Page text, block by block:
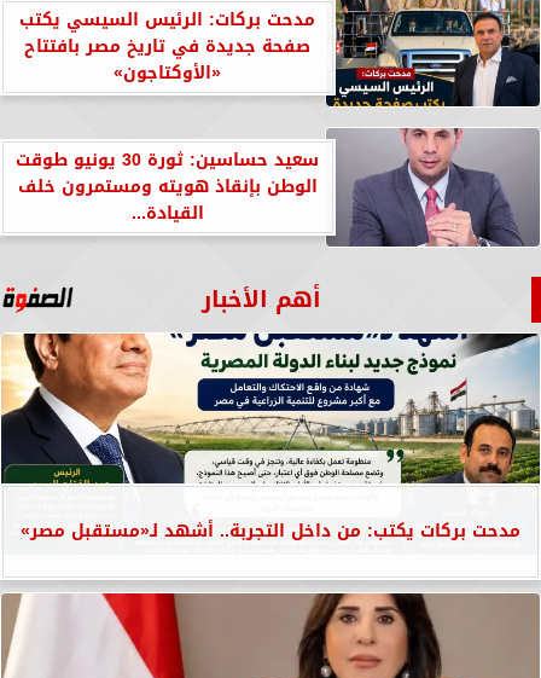
مدحت بركات: الرئيس السيسي يكتب
صفحة جديدة في تاريخ مصر بافتتاح
«الأوكتاجون»
سعيد حساسين: ثورة 30 يونيو طوقت
الوطن بإنقاذ هويته ومستمرون خلف
القيادة...
أهم الأخبار
مدحت بركات يكتب: من داخل التجربة.. أشهد لـ«مستقبل مصر»